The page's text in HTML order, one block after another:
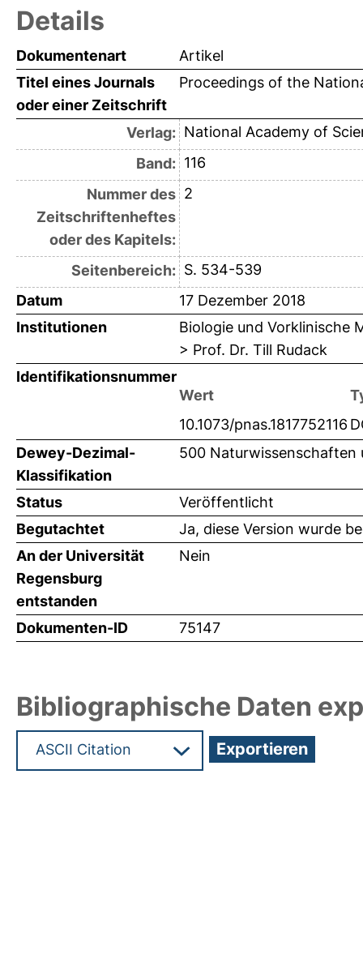
Details
Dokumentenart
Artikel
Titel eines Journals
oder einer Zeitschrift
Proceedings of the
Verlag: National Academy of
Band: 116
Nummer des
Zeitschriftenheftes
oder des Kapitels:
2
Seitenbereich: S. 534-539
Datum
17 Dezember 2018
Institutionen
Biologie und Vorklinische
> Prof. Dr. Till Rudack
Identifikationsnummer
Wert
10.1073/pnas.1817752116
Dewey-Dezimal-
Klassifikation
500
Status
Veröffentlicht
Begutachtet
Ja, diese Version wurde
An der Universität
Regensburg
entstanden
Nein
Dokumenten-ID 75147
Bibliographische Daten